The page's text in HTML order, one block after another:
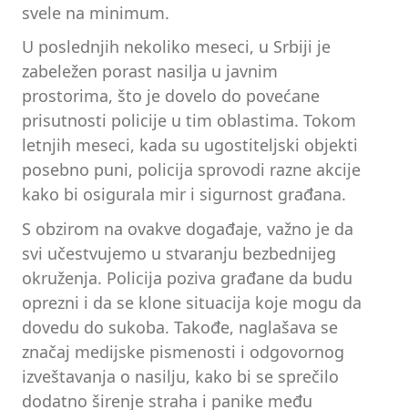
svele na minimum.
U poslednjih nekoliko meseci, u Srbiji je
zabeležen porast nasilja u javnim
prostorima, što je dovelo do povećane
prisutnosti policije u tim oblastima. Tokom
letnjih meseci, kada su ugostiteljski objekti
posebno puni, policija sprovodi razne akcije
kako bi osigurala mir i sigurnost građana.
S obzirom na ovakve događaje, važno je da
svi učestvujemo u stvaranju bezbednijeg
okruženja. Policija poziva građane da budu
oprezni i da se klone situacija koje mogu da
dovedu do sukoba. Takođe, naglašava se
značaj medijske pismenosti i odgovornog
izveštavanja o nasilju, kako bi se sprečilo
dodatno širenje straha i panike među